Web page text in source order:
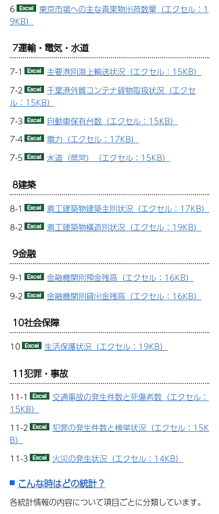
6
東京市場への主な青果物出荷数量（エクセル：1
9KB）
7運輸・電気・水道
7-1
主要港別海上輸送状況（エクセル：15KB）
7-2
千葉港外貿コンテナ貨物取扱状況（エクセ
ル：15KB）
7-3
自動車保有台数（エクセル：15KB）
7-4
電力（エクセル：17KB）
7-5
水道（県営）（エクセル：15KB）
8建築
8-1
着工建築物建築主別状況（エクセル：17KB）
8-2
着工建築物構造別状況（エクセル：19KB）
9金融
9-1
金融機関別預金残高（エクセル：16KB）
9-2
金融機関別貸出金残高（エクセル：16KB）
10社会保障
10 生活保護状況（エクセル：19KB）
11犯罪・事故
11-1
交通事故の発生件数と死傷者数（エクセル：
15KB）
11-2
犯罪の発生件数と検挙状況（エクセル：15K
B）
11-3
火災の発生状況（エクセル：14KB）
こんな時はどの統計？
各統計情報の内容について項目ごとに分類しています。